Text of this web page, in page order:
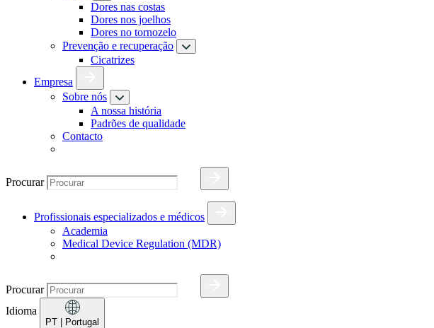
Dores nas costas
Dores nos joelhos
Dores no tornozelo
Prevenção e recuperação
Cicatrizes
Empresa
Sobre nós
A nossa história
Padrões de qualidade
Contacto
Procurar
Profissionais especializados e médicos
Academia
Medical Device Regulation (MDR)
Procurar
Idioma
PT | Portugal